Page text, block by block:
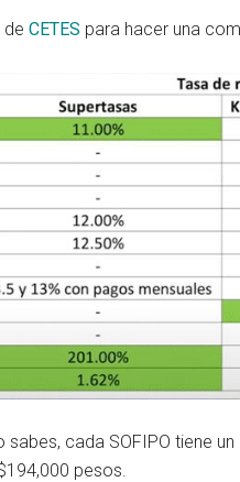
de CETES para hacer una
cada SOFIPO tiene un
pesos.